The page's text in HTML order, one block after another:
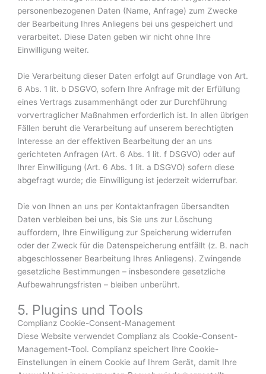
personenbezogenen Daten (Name, Anfrage) zum Zwecke
der Bearbeitung Ihres Anliegens bei uns gespeichert und
verarbeitet. Diese Daten geben wir nicht ohne Ihre
Einwilligung weiter.
Die Verarbeitung dieser Daten erfolgt auf Grundlage von Art.
6 Abs. 1 lit. b DSGVO, sofern Ihre Anfrage mit der Erfüllung
eines Vertrags zusammenhängt oder zur Durchführung
vorvertraglicher Maßnahmen erforderlich ist. In allen übrigen
Fällen beruht die Verarbeitung auf unserem berechtigten
Interesse an der effektiven Bearbeitung der an uns
gerichteten Anfragen (Art. 6 Abs. 1 lit. f DSGVO) oder auf
Ihrer Einwilligung (Art. 6 Abs. 1 lit. a DSGVO) sofern diese
abgefragt wurde; die Einwilligung ist jederzeit widerrufbar.
Die von Ihnen an uns per Kontaktanfragen übersandten
Daten verbleiben bei uns, bis Sie uns zur Löschung
auffordern, Ihre Einwilligung zur Speicherung widerrufen
oder der Zweck für die Datenspeicherung entfällt (z. B. nach
abgeschlossener Bearbeitung Ihres Anliegens). Zwingende
gesetzliche Bestimmungen – insbesondere gesetzliche
Aufbewahrungsfristen – bleiben unberührt.
5. Plugins und Tools
Complianz Cookie-Consent-Management
Diese Website verwendet Complianz als Cookie-Consent-
Management-Tool. Complianz speichert Ihre Cookie-
Einstellungen in einem Cookie auf Ihrem Gerät, damit Ihre